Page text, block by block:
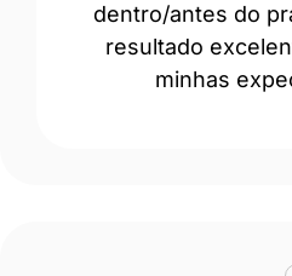
dentro/antes do
resultado
minhas